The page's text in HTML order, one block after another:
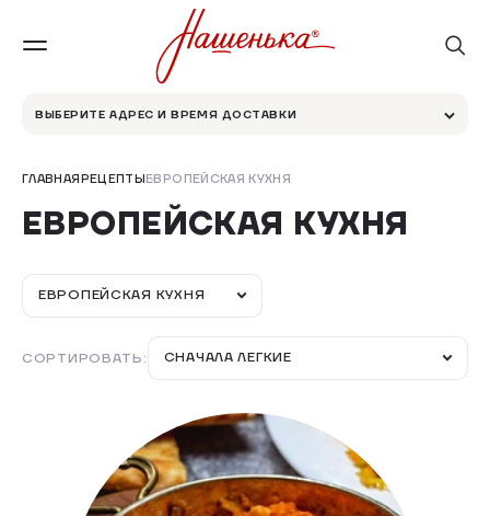
ВЫБЕРИТЕ АДРЕС И ВРЕМЯ ДОСТАВКИ
ГЛАВНАЯРЕЦЕПТЫЕВРОПЕЙСКАЯ КУХНЯ
ЕВРОПЕЙСКАЯ КУХНЯ
ЕВРОПЕЙСКАЯ КУХНЯ
СОРТИРОВАТЬ: СНАЧАЛА ЛЕГКИЕ